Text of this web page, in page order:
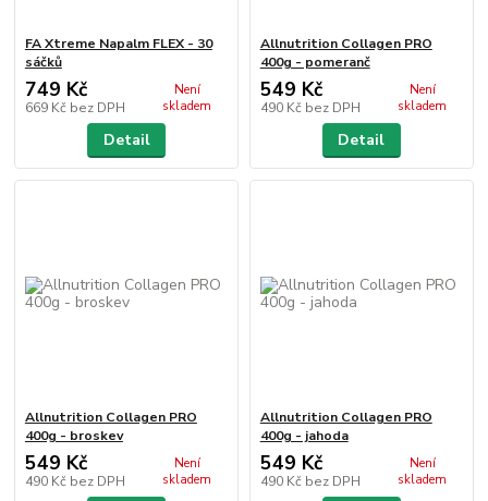
FA Xtreme Napalm FLEX - 30
sáčků
749 Kč
669 Kč bez DPH
Není
skladem
Detail
Allnutrition Collagen PRO
400g - pomeranč
549 Kč
490 Kč bez DPH
Není
skladem
Detail
Allnutrition Collagen PRO
400g - broskev
549 Kč
490 Kč bez DPH
Není
skladem
Allnutrition Collagen PRO
400g - jahoda
549 Kč
490 Kč bez DPH
Není
skladem